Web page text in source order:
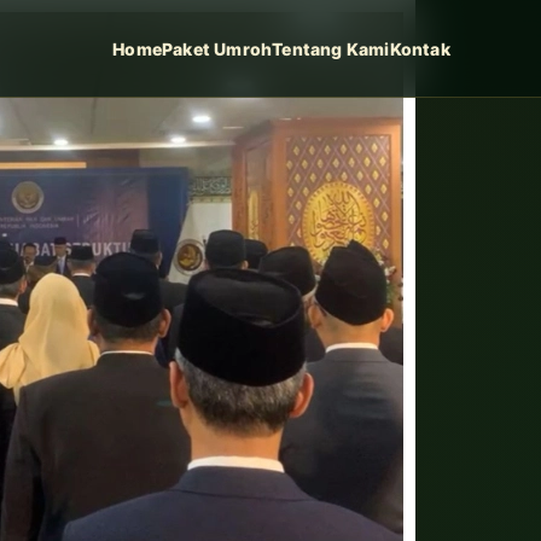
HomePaket UmrohTentang KamiKontak